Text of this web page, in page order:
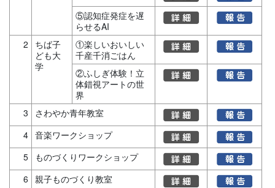
⑤認知症発症を遅
らせるAI
2
ちば子
ども大
学
①楽しいおいしい
千産千消ごはん
②ふしぎ体験！立
体錯視アートの世
界
3
さわやか青年教室
4 音楽ワークショップ
5
ものづくりワークショップ
6 親子ものづくり教室